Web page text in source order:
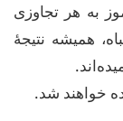
به هر تجاوزی
همیشه نتیجهٔ
خواهند شد.